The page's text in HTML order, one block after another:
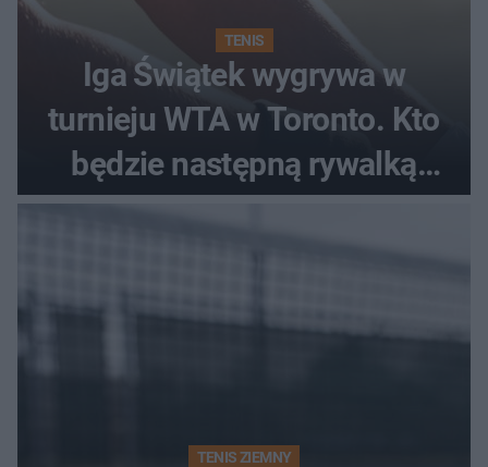
TENIS
Iga Świątek wygrywa w
turnieju WTA w Toronto. Kto
będzie następną rywalką
Polki?
TENIS ZIEMNY